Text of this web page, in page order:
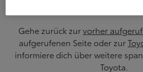
Gehe zurück zurvorher
aufgerufenen Seite oder zur
informiere dich über weitere
Toyota.